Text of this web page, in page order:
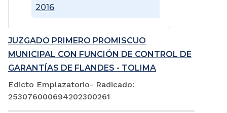
2016
JUZGADO PRIMERO PROMISCUO
MUNICIPAL CON FUNCIÓN DE CONTROL DE
GARANTÍAS DE FLANDES - TOLIMA
Edicto Emplazatorio- Radicado:
253076000694202300261